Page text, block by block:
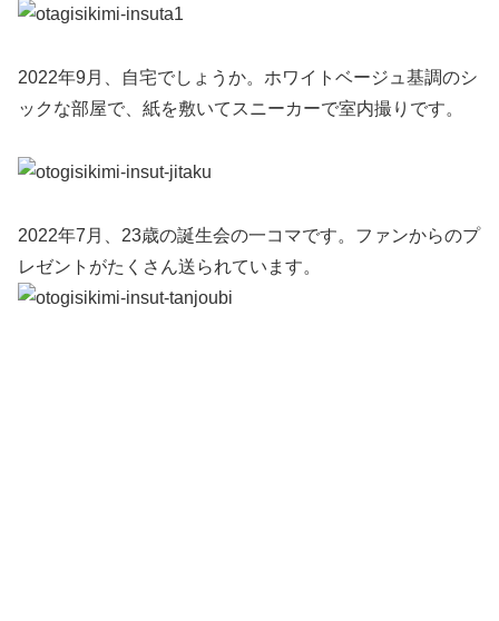
2022年9月、自宅でしょうか。ホワイトベージュ基調のシ
ックな部屋で、紙を敷いてスニーカーで室内撮りです。
2022年7月、23歳の誕生会の一コマです。ファンからのプ
レゼントがたくさん送られています。